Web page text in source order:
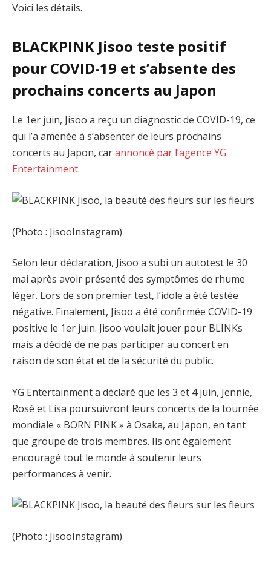
Voici les détails.
BLACKPINK Jisoo teste positif
pour COVID-19 et s’absente des
prochains concerts au Japon
Le 1er juin, Jisoo a reçu un diagnostic de COVID-19, ce
qui l’a amenée à s’absenter de leurs prochains
concerts au Japon, carannoncé par l’agence YG
Entertainment.
(Photo : JisooInstagram)
Selon leur déclaration, Jisoo a subi un autotest le 30
mai après avoir présenté des symptômes de rhume
léger. Lors de son premier test, l’idole a été testée
négative. Finalement, Jisoo a été confirmée COVID-19
positive le 1er juin. Jisoo voulait jouer pour BLINKs
mais a décidé de ne pas participer au concert en
raison de son état et de la sécurité du public.
YG Entertainment a déclaré que les 3 et 4 juin, Jennie,
Rosé et Lisa poursuivront leurs concerts de la tournée
mondiale « BORN PINK » à Osaka, au Japon, en tant
que groupe de trois membres. Ils ont également
encouragé tout le monde à soutenir leurs
performances à venir.
(Photo : JisooInstagram)